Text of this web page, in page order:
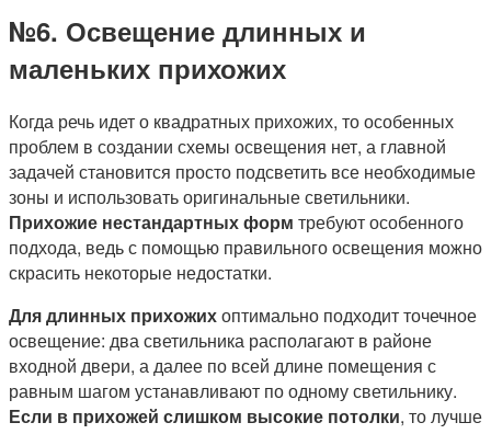
№6. Освещение длинных и
маленьких прихожих
Когда речь идет о квадратных прихожих, то особенных
проблем в создании схемы освещения нет, а главной
задачей становится просто подсветить все необходимые
зоны и использовать оригинальные светильники.
Прихожие нестандартных форм требуют особенного
подхода, ведь с помощью правильного освещения можно
скрасить некоторые недостатки.
Для длинных прихожихоптимально подходит точечное
освещение: два светильника располагают в районе
входной двери, а далее по всей длине помещения с
равным шагом устанавливают по одному светильнику.
Если в прихожей слишком высокие потолки, то лучше